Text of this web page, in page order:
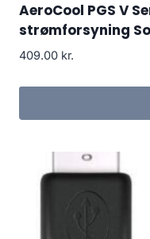
AeroCool PGS V
strømforsyning
409.00 kr.